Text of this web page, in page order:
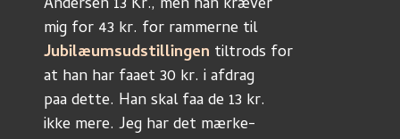
mig for 43 kr. for rammerne til
Jubilæumsudstillingen tiltrods for
at han har faaet 30 kr. i afdrag
paa dette. Han skal faa de 13 kr.
ikke mere. Jeg har det mærke-